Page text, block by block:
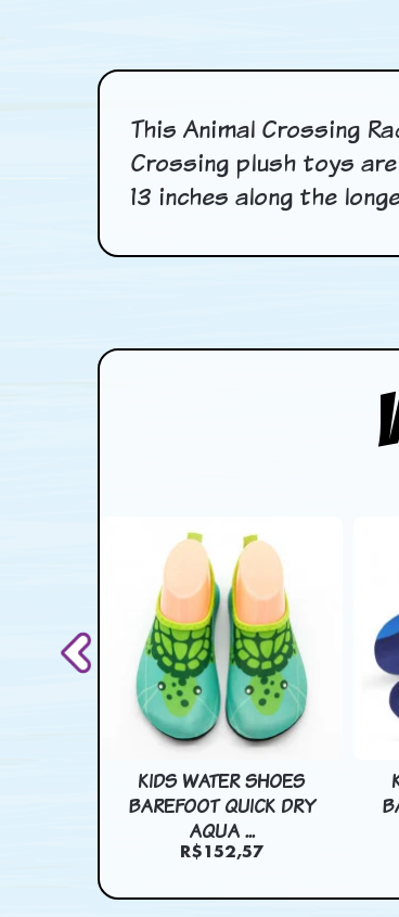
This Animal Crossing
Crossing plush toys
13 inches along the
KIDS WATER SHOES
BAREFOOT QUICK DRY
AQUA ...
R$152,57